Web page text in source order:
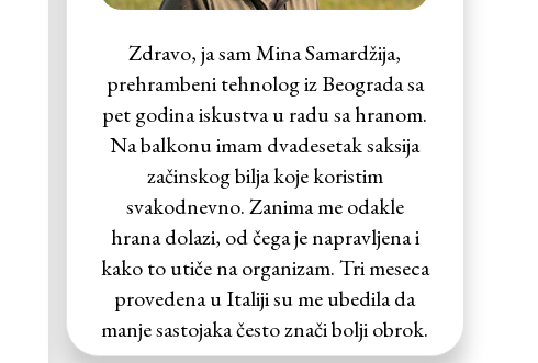
Zdravo, ja sam Mina Samardžija,
prehrambeni tehnolog iz Beograda sa
pet godina iskustva u radu sa hranom.
Na balkonu imam dvadesetak saksija
začinskog bilja koje koristim
svakodnevno. Zanima me odakle
hrana dolazi, od čega je napravljena i
kako to utiče na organizam. Tri meseca
provedena u Italiji su me ubedila da
manje sastojaka često znači bolji obrok.